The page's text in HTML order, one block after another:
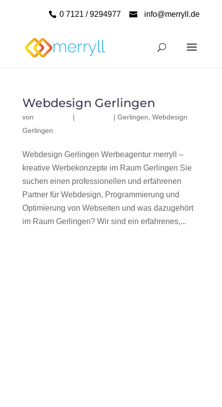
0 7121 / 9294977 info@merryll.de
Webdesign Gerlingen
von | | Gerlingen Webdesign
Gerlingen
Webdesign Gerlingen Werbeagentur merryll –
kreative Werbekonzepte im Raum Gerlingen Sie
suchen einen professionellen und erfahrenen
Partner für Webdesign, Programmierung und
Optimierung von Webseiten und was dazugehört
im Raum Gerlingen? Wir sind ein erfahrenes,...